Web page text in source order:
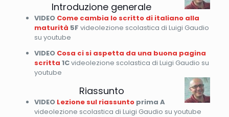
Introduzione generale
VIDEO Come cambia lo scritto di italiano alla
maturità 5F videolezione scolastica di Luigi Gaudio
su youtube
VIDEO Cosa ci si aspetta da una buona pagina
scritta 1Cvideolezione scolastica di Luigi Gaudio su
youtube
Riassunto
VIDEO Lezione sul riassuntoprima A
videolezione scolastica di Luigi Gaudio su youtube